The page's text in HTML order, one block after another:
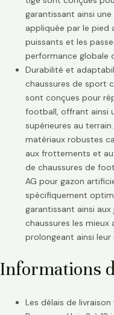
garantissant ainsi
appliquée par le pied
puissants et les
performance globale
Durabilité et
chaussures de sport
sont conçues pour
football, offrant ainsi
supérieures au
matériaux robustes
aux frottements et
de chaussures de
AG pour gazon
spécifiquement
garantissant ainsi
chaussures les mieux
prolongeant ainsi
Informations
Les délais de